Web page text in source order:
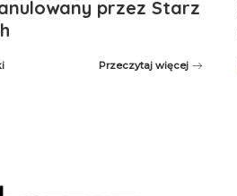
przez Starz
Przeczytaj więcej